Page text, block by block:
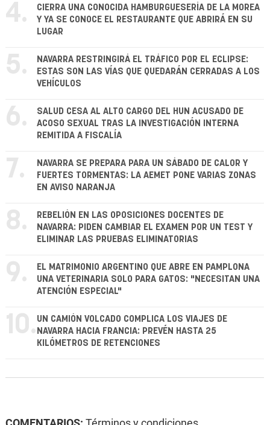
4.
CIERRA UNA CONOCIDA HAMBURGUESERÍA DE LA MOREA
Y YA SE CONOCE EL RESTAURANTE QUE ABRIRÁ EN SU
LUGAR
5.
NAVARRA RESTRINGIRÁ EL TRÁFICO POR EL ECLIPSE:
ESTAS SON LAS VÍAS QUE QUEDARÁN CERRADAS A LOS
VEHÍCULOS
6.
SALUD CESA AL ALTO CARGO DEL HUN ACUSADO DE
ACOSO SEXUAL TRAS LA INVESTIGACIÓN INTERNA
REMITIDA A FISCALÍA
7.
NAVARRA SE PREPARA PARA UN SÁBADO DE CALOR Y
FUERTES TORMENTAS: LA AEMET PONE VARIAS ZONAS
EN AVISO NARANJA
8.
REBELIÓN EN LAS OPOSICIONES DOCENTES DE
NAVARRA: PIDEN CAMBIAR EL EXAMEN POR UN TEST Y
ELIMINAR LAS PRUEBAS ELIMINATORIAS
9.
EL MATRIMONIO ARGENTINO QUE ABRE EN PAMPLONA
UNA VETERINARIA SOLO PARA GATOS: "NECESITAN UNA
ATENCIÓN ESPECIAL"
10. UN CAMIÓN VOLCADO COMPLICA LOS VIAJES DE
NAVARRA HACIA FRANCIA: PREVÉN HASTA 25
KILÓMETROS DE RETENCIONES